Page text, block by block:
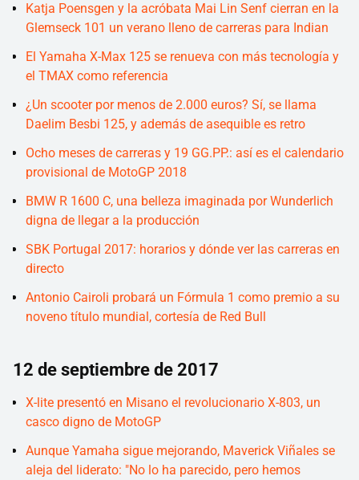
Katja Poensgen y la acróbata Mai Lin Senf cierran en la
Glemseck 101 un verano lleno de carreras para Indian
El Yamaha X-Max 125 se renueva con más tecnología y
el TMAX como referencia
¿Un scooter por menos de 2.000 euros? Sí, se llama
Daelim Besbi 125, y además de asequible es retro
Ocho meses de carreras y 19 GG.PP.: así es el calendario
provisional de MotoGP 2018
BMW R 1600 C, una belleza imaginada por Wunderlich
digna de llegar a la producción
SBK Portugal 2017: horarios y dónde ver las carreras en
directo
Antonio Cairoli probará un Fórmula 1 como premio a su
noveno título mundial, cortesía de Red Bull
12 de septiembre de 2017
X-lite presentó en Misano el revolucionario X-803, un
casco digno de MotoGP
Aunque Yamaha sigue mejorando, Maverick Viñales se
aleja del liderato: "No lo ha parecido, pero hemos